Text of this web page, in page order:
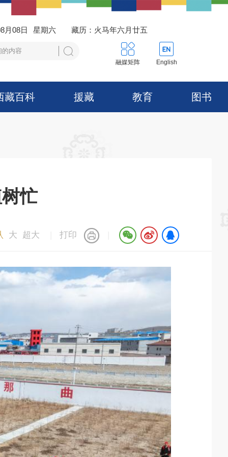
月08日 星期六 藏历：火马年六月廿五
融媒矩阵 English
藏百科 援藏 教育 图书
忙
大 超大 打印